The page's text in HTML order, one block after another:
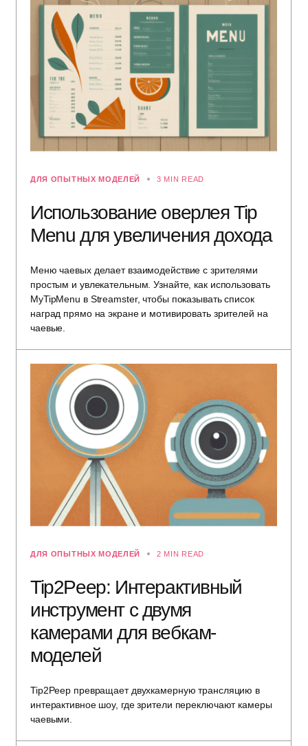
ДЛЯ ОПЫТНЫХ МОДЕЛЕЙ 3 MIN READ
Использование оверлея Tip
Menu для увеличения дохода
Меню чаевых делает взаимодействие с зрителями
простым и увлекательным. Узнайте, как использовать
MyTipMenu в Streamster, чтобы показывать список
наград прямо на экране и мотивировать зрителей на
чаевые.
ДЛЯ ОПЫТНЫХ МОДЕЛЕЙ 2 MIN READ
Tip2Peep: Интерактивный
инструмент с двумя
камерами для вебкам-
моделей
Tip2Peep превращает двухкамерную трансляцию в
интерактивное шоу, где зрители переключают камеры
чаевыми.